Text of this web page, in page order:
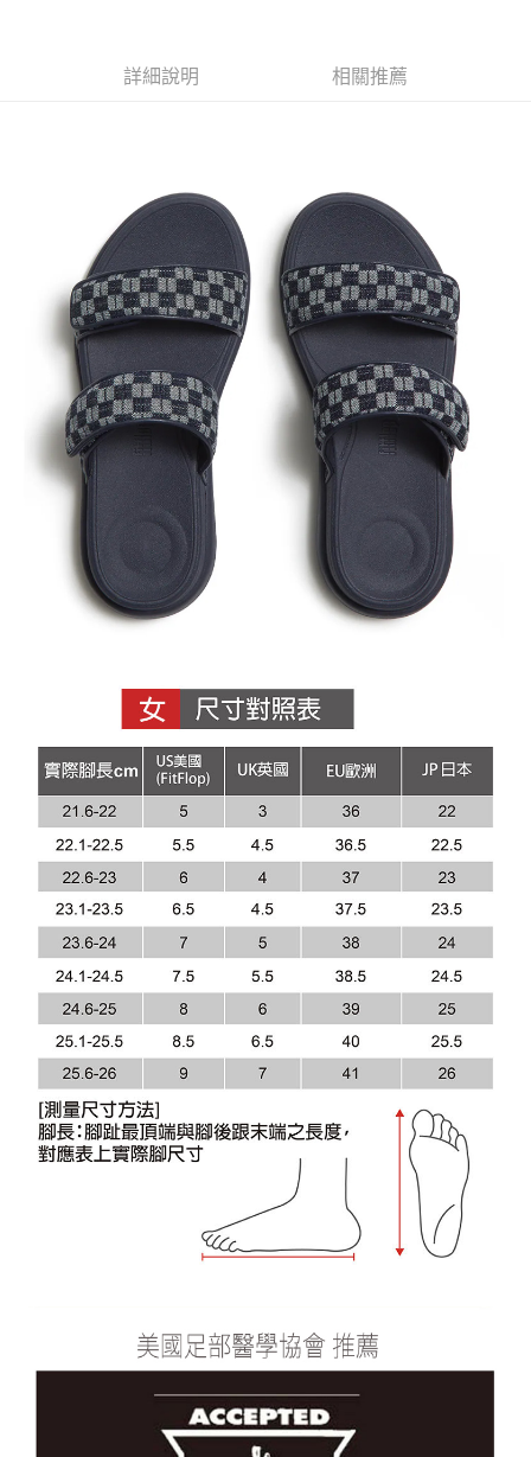
詳細說明 相關推薦